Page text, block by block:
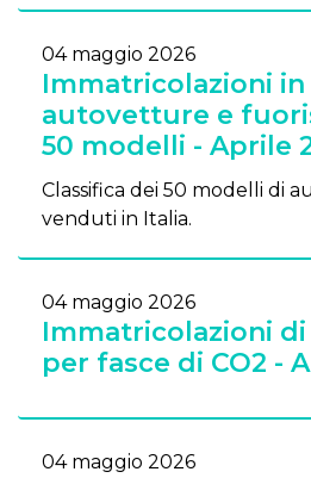
04 maggio 2026
Immatricolazioni
autovetture e
50 modelli - Aprile
Classifica dei 50 modelli di
venduti in Italia.
04 maggio 2026
Immatricolazioni
per fasce di CO2 -
04 maggio 2026